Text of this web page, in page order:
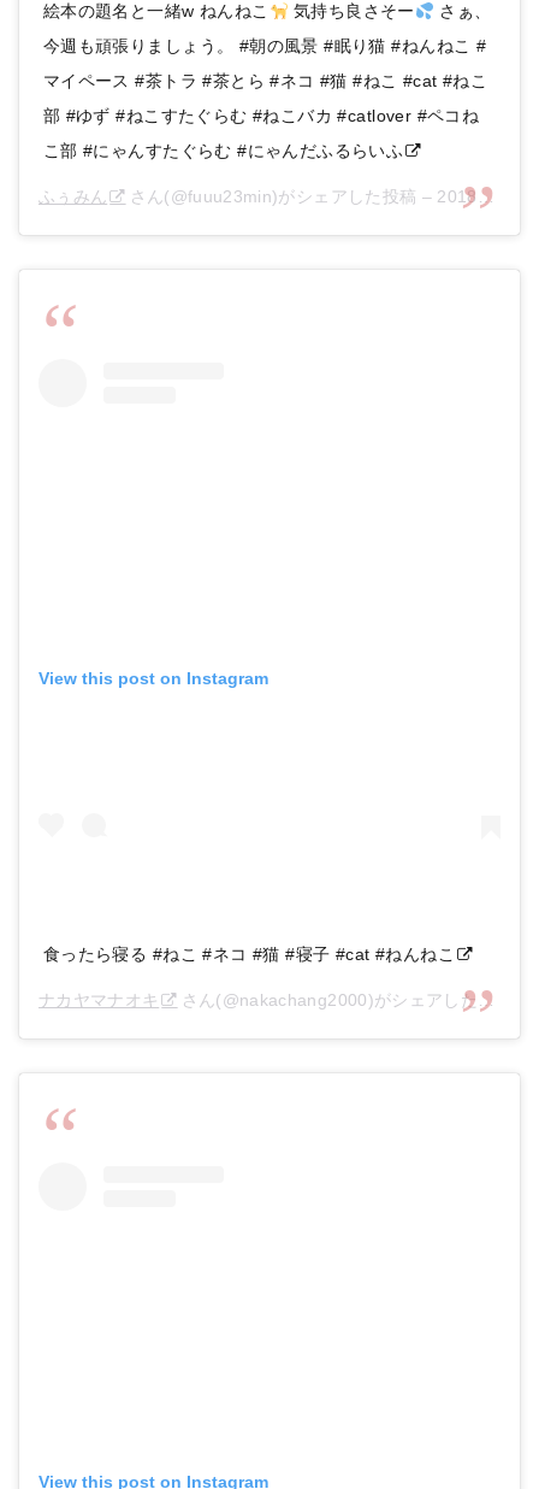
絵本の題名と一緒w ねんねこ 気持ち良さそー
さぁ、
今週も頑張りましょう。 #朝の風景 #眠り猫 #ねんねこ #
マイペース #茶トラ #茶とら #ネコ #猫 #ねこ #cat #ねこ
部 #ゆず #ねこすたぐらむ #ねこバカ #catlover #ペコね
こ部 #にゃんすたぐらむ #にゃんだふるらいふ
ふぅみん さん(@fuuu23min)がシェアした投稿 – 2018年 9月月9日午後4時27分PDT
View this post on Instagram
食ったら寝る #ねこ #ネコ #猫 #寝子 #cat #ねんねこ
ナカヤマナオキ さん(@nakachang2000)がシェアした投稿 –
View this post on Instagram